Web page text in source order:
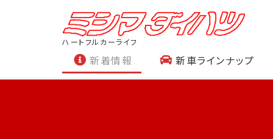
ハートフルカーライフ
新着情報 新車ラインナップ